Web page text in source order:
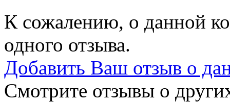
К сожалению, о данной
одного отзыва.
Добавить Ваш отзыв о
Смотрите отзывы о